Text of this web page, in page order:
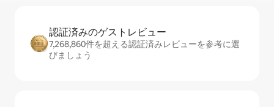
認証済みのゲ⁠ス⁠ト⁠レ⁠ビ⁠ュ⁠ー
7,268,860件を超える認証済みレビューを参考に選
びましょう